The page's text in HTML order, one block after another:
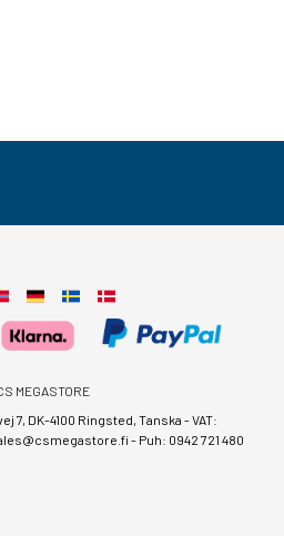
MEGASTORE
7, DK-4100 Ringsted, Tanska - VAT:
- Puh: 0942 721 480